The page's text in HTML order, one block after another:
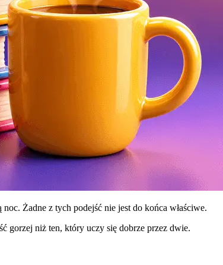
Żadne z tych podejść nie jest do końca właściwe.
gorzej niż ten, który uczy się dobrze przez dwie.